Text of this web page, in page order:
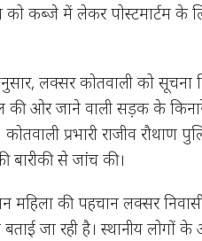
कब्जे में लेकर पोस्टमार्टम के
लक्सर कोतवाली को सूचना
की ओर जाने वाली सड़क के
प्रभारी राजीव
बारीकी से जांच की।
महिला की पहचान लक्सर
बताई जा रही है। स्थानीय लोगों